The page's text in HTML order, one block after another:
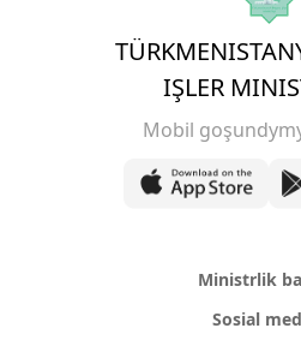
IŞLER
Mobil
Ministrlik
Sosial